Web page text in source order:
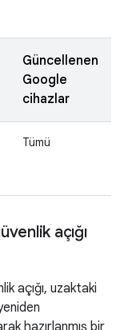
Güncellenen
Google
cihazlar
Tümü
açığı
açığı, uzaktaki
hazırlanmış bir